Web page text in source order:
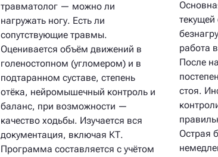
травматолог — можно ли
нагружать ногу. Есть ли
сопутствующие травмы.
Оценивается объём движений в
голеностопном (угломером) и в
подтаранном суставе, степень
отёка, нейромышечный контроль и
баланс, при возможности —
качество ходьбы. Изучается вся
документация, включая КТ.
Программа составляется с учётом
работа
После
стоя.
Острая